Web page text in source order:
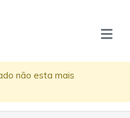
não esta mais